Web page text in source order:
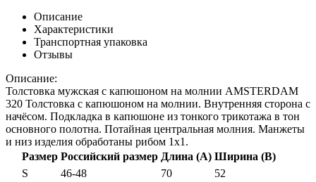
Описание
Характеристики
Транспортная упаковка
Отзывы
Описание:
Толстовка мужская с капюшоном на молнии AMSTERDAM
320 Толстовка с капюшоном на молнии. Внутренняя сторона с
начёсом. Подкладка в капюшоне из тонкого трикотажа в тон
основного полотна. Потайная центральная молния. Манжеты
и низ изделия обработаны рибом 1х1.
Размер Российский размер Длина (А) Ширина (В)
S
46-48 70
52